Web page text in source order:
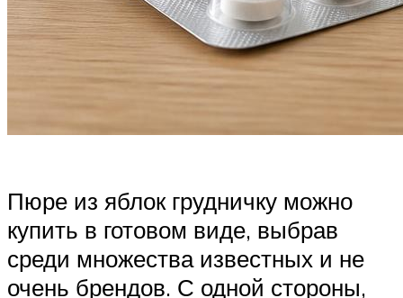
Пюре из яблок грудничку можно
купить в готовом виде, выбрав
среди множества известных и не
очень брендов. С одной стороны,